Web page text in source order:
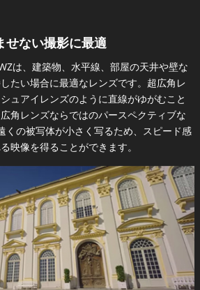
せない撮影に最適
は、建築物、水平線、部屋の天井や壁な
たい場合に最適なレンズです。超広角レ
ュアイレンズのように直線がゆがむこと
角レンズならではのパースペクティブな
くの被写体が小さく写るため、スピード感
映像を得ることができます。